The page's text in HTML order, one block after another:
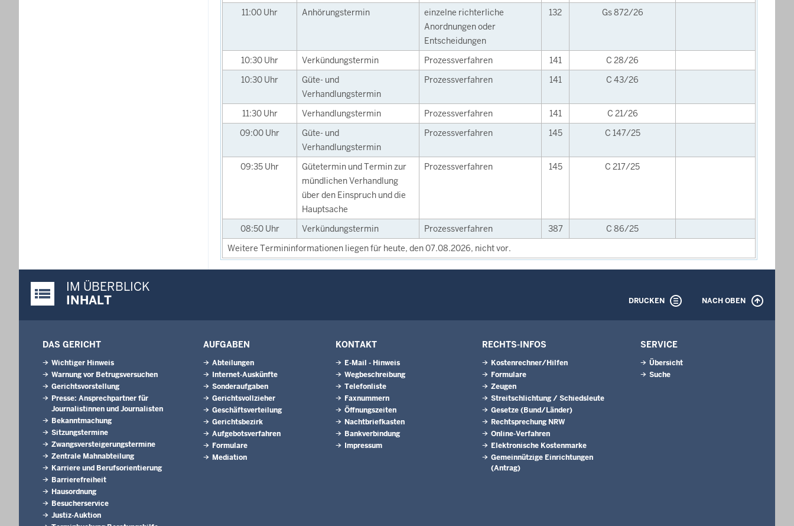
11:00 Uhr Anhörungstermin
einzelne richterliche
Anordnungen oder
Entscheidungen
132 Gs 872/26
10:30 Uhr Verkündungstermin Prozessverfahren 141
C 28/26
10:30 Uhr
Güte- und
Verhandlungstermin
Prozessverfahren 141 C 43/26
11:30 Uhr Verhandlungstermin Prozessverfahren 141
C 21/26
09:00 Uhr
Güte- und
Verhandlungstermin
Prozessverfahren 145 C 147/25
09:35 Uhr
Gütetermin und Termin zur
mündlichen Verhandlung
über den Einspruch und die
Hauptsache
Prozessverfahren 145 C 217/25
08:50 Uhr Verkündungstermin Prozessverfahren 387
C 86/25
Weitere Termininformationen liegen für heute, den 07.08.2026, nicht vor.
Justiz-Portal im Überblick:
IM ÜBERBLICK
INHALT
DRUCKEN NACH OBEN
DAS GERICHT
Wichtiger Hinweis
Warnung vor Betrugsversuchen
Gerichtsvorstellung
Presse: Ansprechpartner für
Journalistinnen und Journalisten
Bekanntmachung
Sitzungstermine
Zwangsversteigerungs­termine
Zentrale Mahnabteilung
Karriere und Berufsorientierung
Barrierefreiheit
Hausordnung
Besucherservice
Justiz-Auktion
AUFGABEN
Abteilungen
Internet-Auskünfte
Sonderaufgaben
Gerichtsvollzieher
Geschäftsverteilung
Gerichtsbezirk
Aufgebotsverfahren
Formulare
Mediation
KONTAKT
E-Mail - Hinweis
Wegbeschreibung
Telefonliste
Faxnummern
Öffnungszeiten
Nachtbriefkasten
Bankverbindung
Impressum
RECHTS-INFOS
Kostenrechner/Hilfen
Formulare
Zeugen
Streitschlichtung / Schiedsleute
Gesetze (Bund/Länder)
Rechtsprechung NRW
Online-Verfahren
Elektronische Kostenmarke
Gemeinnützige Einrichtungen
(Antrag)
SERVICE
Übersicht
Suche